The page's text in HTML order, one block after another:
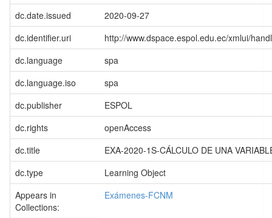
dc.date.issued
2020-09-27
dc.identifier.uri
http://www.dspace.espol.edu.ec/xmlui/
dc.language
spa
dc.language.iso
spa
dc.publisher
ESPOL
dc.rights
openAccess
dc.title
EXA-2020-1S-CÁLCULO DE UNA
dc.type
Learning Object
Appears in
Collections:
Exámenes-FCNM